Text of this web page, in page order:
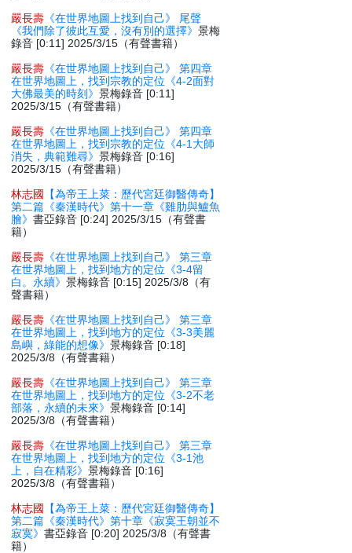
嚴長壽 《在世界地圖上找到自己》 尾聲
《我們除了彼此互愛，沒有別的選擇》景梅
錄音 [0:11] 2025/3/15（有聲書籍）
嚴長壽 《在世界地圖上找到自己》 第四章
在世界地圖上，找到宗教的定位《4-2面對
大佛最美的時刻》景梅錄音 [0:11]
2025/3/15（有聲書籍）
嚴長壽 《在世界地圖上找到自己》 第四章
在世界地圖上，找到宗教的定位《4-1大師
消失，典範難尋》景梅錄音 [0:16]
2025/3/15（有聲書籍）
林志國
【為帝王上菜：歷代宮廷御醫傳奇】
第二篇《秦漢時代》第十一章《雞肋與鱸魚
膾》書亞錄音 [0:24] 2025/3/15（有聲書
籍）
嚴長壽 《在世界地圖上找到自己》 第三章
在世界地圖上，找到地方的定位《3-4留
白。永續》景梅錄音 [0:15] 2025/3/8（有
聲書籍）
嚴長壽 《在世界地圖上找到自己》 第三章
在世界地圖上，找到地方的定位《3-3美麗
島嶼，綠能的想像》景梅錄音 [0:18]
2025/3/8（有聲書籍）
嚴長壽 《在世界地圖上找到自己》 第三章
在世界地圖上，找到地方的定位《3-2不老
部落，永續的未來》景梅錄音 [0:14]
2025/3/8（有聲書籍）
嚴長壽 《在世界地圖上找到自己》 第三章
在世界地圖上，找到地方的定位《3-1池
上，自在精彩》景梅錄音 [0:16]
2025/3/8（有聲書籍）
林志國
【為帝王上菜：歷代宮廷御醫傳奇】
第二篇《秦漢時代》第十章《寂寞王朝並不
寂寞》書亞錄音 [0:20] 2025/3/8（有聲書
籍）